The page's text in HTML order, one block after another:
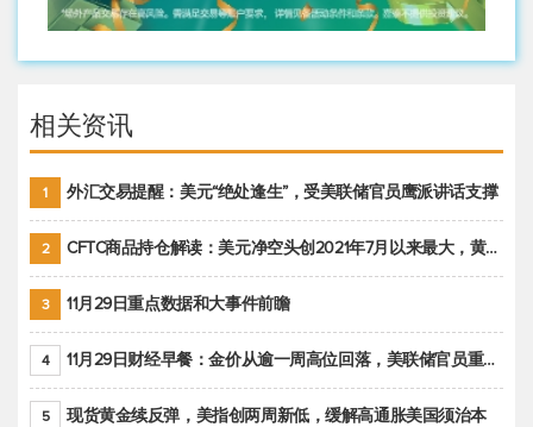
相关资讯
1 外汇交易提醒：美元“绝处逢生”，受美联储官员鹰派讲话支撑
2 CFTC商品持仓解读：美元净空头创2021年7月以来最大，黄金期货投机性净多头头寸减少
3 11月29日重点数据和大事件前瞻
4 11月29日财经早餐：金价从逾一周高位回落，美联储官员重申鹰派立场推动美元回升
5 现货黄金续反弹，美指创两周新低，缓解高通胀美国须治本